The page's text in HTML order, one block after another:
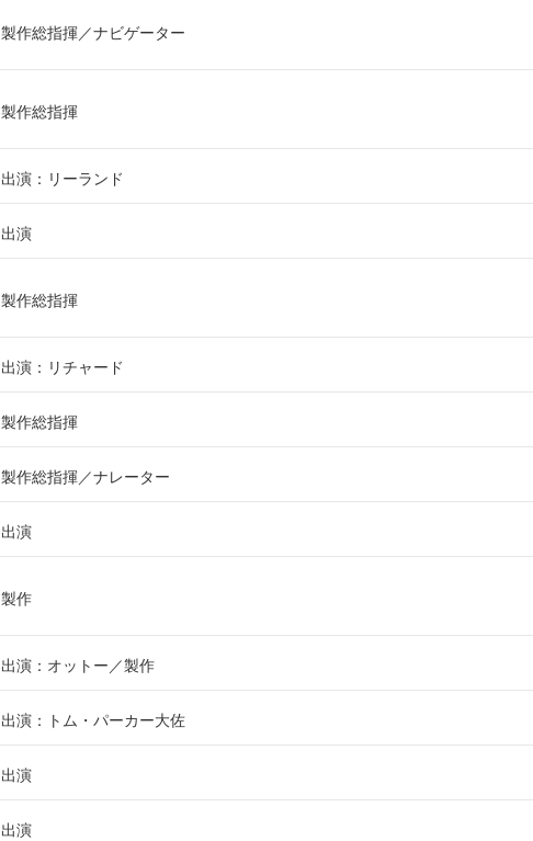
製作総指揮 ナビゲーター
製作総指揮
出演：リーランド
出演
製作総指揮
出演：リチャード
製作総指揮
製作総指揮 ナレーター
出演
製作
出演：オットー 製作
出演：トム・パーカー大佐
出演
出演